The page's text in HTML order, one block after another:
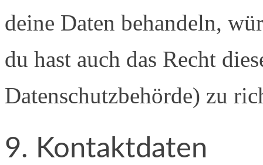
deine Daten behandeln,
du hast auch das Recht
Datenschutzbehörde) zu
9. Kontaktdaten